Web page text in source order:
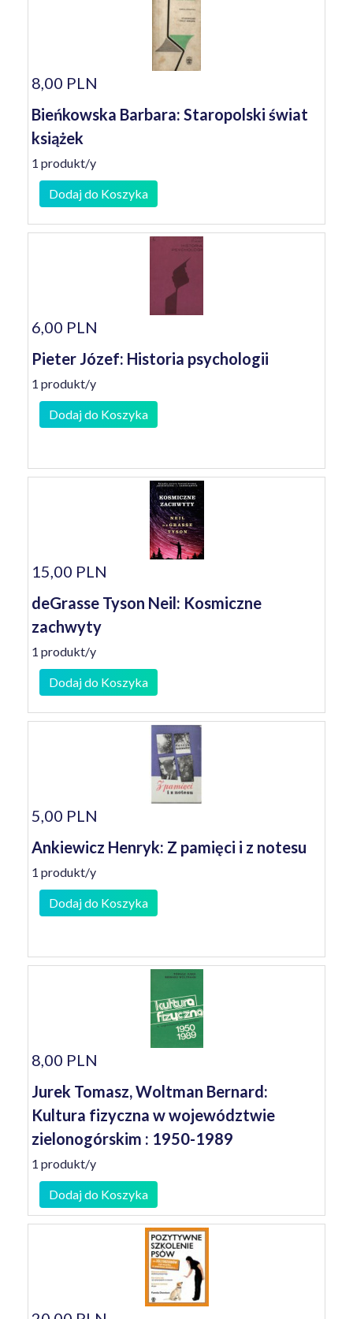
8,00 PLN
Bieńkowska Barbara: Staropolski świat
książek
1 produkt/y
Dodaj do Koszyka
6,00 PLN
Pieter Józef: Historia psychologii
1 produkt/y
Dodaj do Koszyka
15,00 PLN
deGrasse Tyson Neil: Kosmiczne
zachwyty
1 produkt/y
Dodaj do Koszyka
5,00 PLN
Ankiewicz Henryk: Z pamięci i z notesu
1 produkt/y
Dodaj do Koszyka
8,00 PLN
Jurek Tomasz, Woltman Bernard:
Kultura fizyczna w województwie
zielonogórskim : 1950-1989
1 produkt/y
Dodaj do Koszyka